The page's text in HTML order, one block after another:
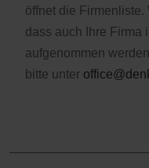
öffnet die
dass auch Ihre Firma
aufgenommen
bitte unter